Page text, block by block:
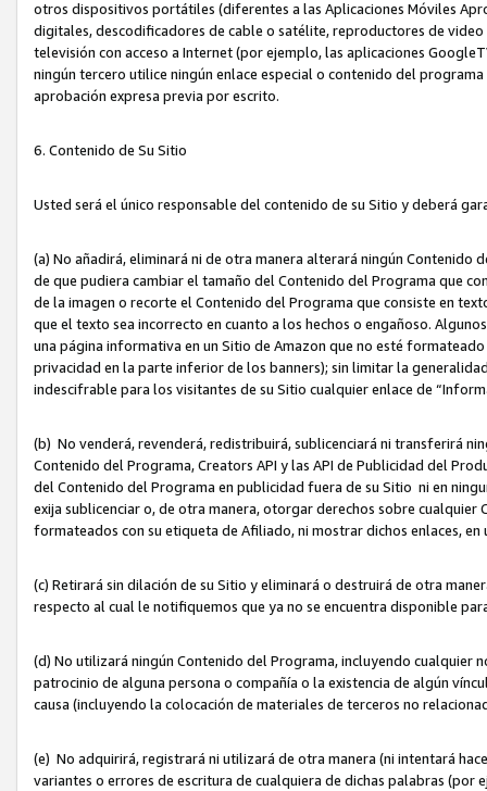
otros dispositivos portátiles (diferentes a las Aplicaciones Móviles
digitales, descodificadores de cable o satélite, reproductores de
televisión con acceso a Internet (por ejemplo, las aplicaciones
ningún tercero utilice ningún enlace especial o contenido del
aprobación expresa previa por escrito.
6. Contenido de Su Sitio
Usted será el único responsable del contenido de su Sitio y deberá
(a) No añadirá, eliminará ni de otra manera alterará ningún
de que pudiera cambiar el tamaño del Contenido del Programa que
de la imagen o recorte el Contenido del Programa que consiste en
que el texto sea incorrecto en cuanto a los hechos o engañoso.
una página informativa en un Sitio de Amazon que no esté
privacidad en la parte inferior de los banners); sin limitar la
indescifrable para los visitantes de su Sitio cualquier enlace de
(b) No venderá, revenderá, redistribuirá, sublicenciará ni transferirá
Contenido del Programa, Creators API y las API de Publicidad del
del Contenido del Programa en publicidad fuera de su Sitio ni en
exija sublicenciar o, de otra manera, otorgar derechos sobre
formateados con su etiqueta de Afiliado, ni mostrar dichos enlaces,
(c) Retirará sin dilación de su Sitio y eliminará o destruirá de otra
respecto al cual le notifiquemos que ya no se encuentra disponible
(d) No utilizará ningún Contenido del Programa, incluyendo cualquier
patrocinio de alguna persona o compañía o la existencia de algún
causa (incluyendo la colocación de materiales de terceros no
(e) No adquirirá, registrará ni utilizará de otra manera (ni intentará
variantes o errores de escritura de cualquiera de dichas palabras (por